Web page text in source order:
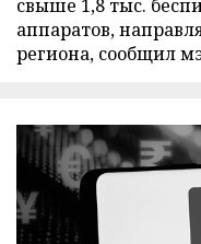
свыше 1,8 тыс.
аппаратов,
региона, сообщил